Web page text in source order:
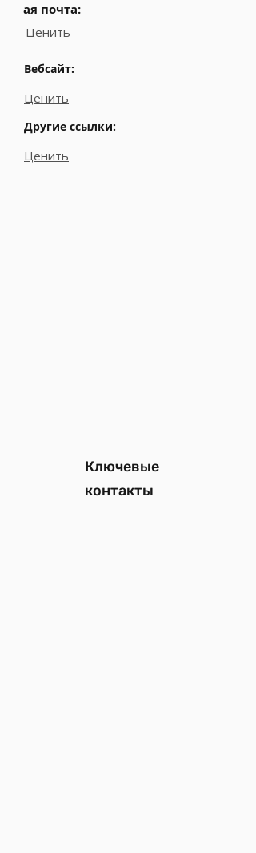
ая почта:
Ценить
Вебсайт:
Ценить
Другие ссылки:
Ценить
Ключевые
контакты